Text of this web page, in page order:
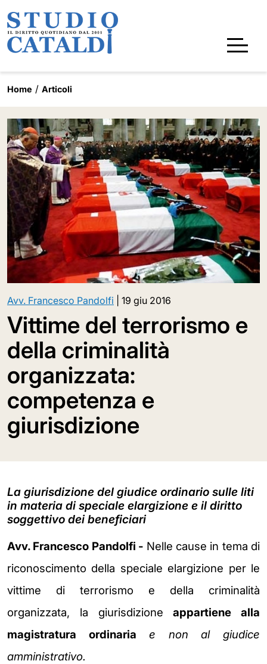
Home Articoli
Avv. Francesco Pandolfi 19 giu 2016
Vittime del terrorismo e
della criminalità
organizzata:
competenza e
giurisdizione
La giurisdizione del giudice ordinario sulle liti
in materia di speciale elargizione e il diritto
soggettivo dei beneficiari
Avv. Francesco Pandolfi - Nelle cause in tema di
riconoscimento della speciale elargizione per le
vittime di terrorismo e della criminalità
organizzata, la giurisdizioneappartiene alla
magistratura ordinaria e non al giudice
amministrativo.